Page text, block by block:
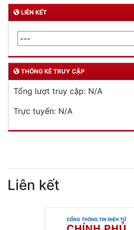
LIÊN KẾT
THỐNG KÊ TRUY CẬP
Tổng lượt truy cập: N/A
Trực tuyến: N/A
Liên kết